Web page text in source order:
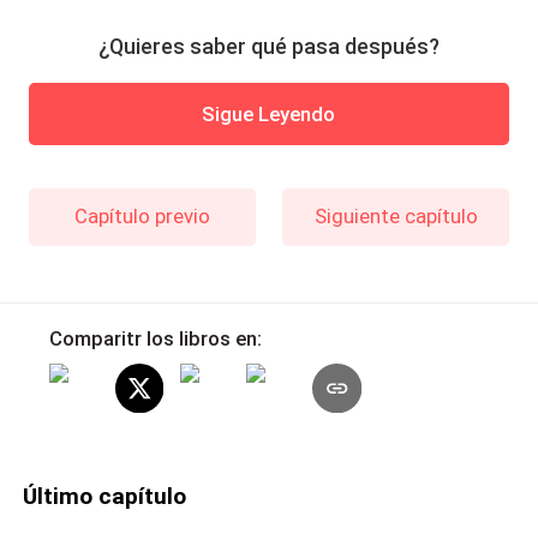
¿Quieres saber qué pasa después?
Sigue Leyendo
Capítulo previo Siguiente capítulo
Comparitr los libros en:
Último capítulo